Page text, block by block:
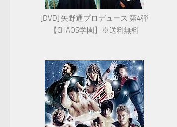
[DVD] 矢野通プロデュース 第4弾
【CHAOS学園】※送料無料